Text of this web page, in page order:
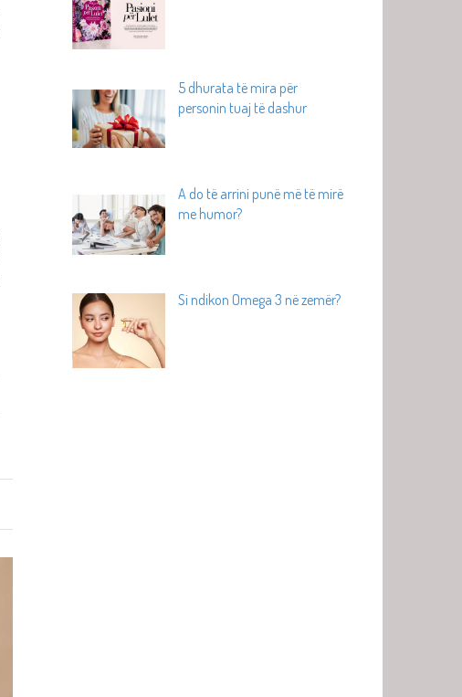
5 dhurata të mira për
personin tuaj të dashur
A do të arrini punë më të mirë
me humor?
Si ndikon Omega 3 në zemër?